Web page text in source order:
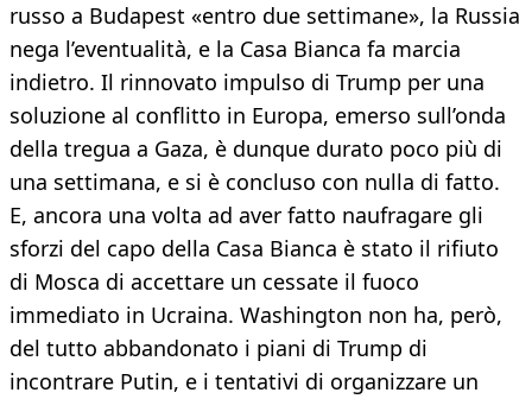
russo a Budapest «entro due settimane», la Russia
nega l’eventualità, e la Casa Bianca fa marcia
indietro. Il rinnovato impulso di Trump per una
soluzione al conflitto in Europa, emerso sull’onda
della tregua a Gaza, è dunque durato poco più di
una settimana, e si è concluso con nulla di fatto.
E, ancora una volta ad aver fatto naufragare gli
sforzi del capo della Casa Bianca è stato il rifiuto
di Mosca di accettare un cessate il fuoco
immediato in Ucraina. Washington non ha, però,
del tutto abbandonato i piani di Trump di
incontrare Putin, e i tentativi di organizzare un